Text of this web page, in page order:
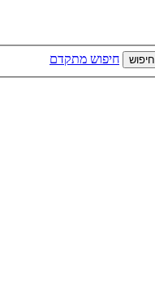
חיפוש חיפוש מתקדם